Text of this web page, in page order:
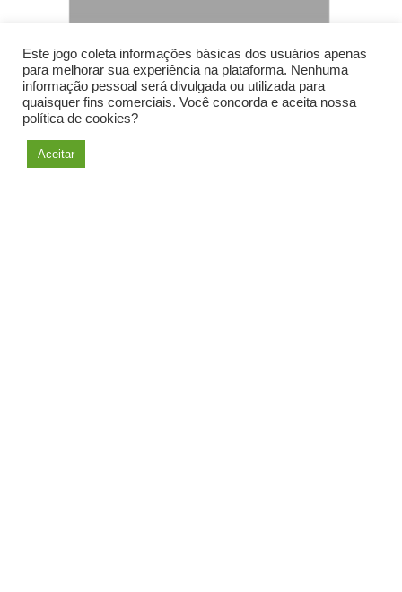
Este jogo coleta informações básicas dos usuários apenas
para melhorar sua experiência na plataforma. Nenhuma
informação pessoal será divulgada ou utilizada para
quaisquer fins comerciais. Você concorda e aceita nossa
política de cookies?
Aceitar